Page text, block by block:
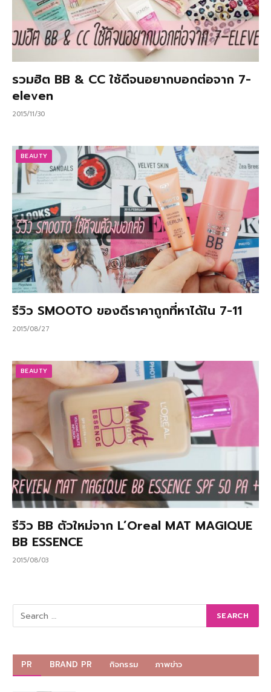
รวมฮิต BB & CC ใช้ดีจนอยากบอกต่อจาก 7-
eleven
2015/11/30
BEAUTY
รีวิว SMOOTO ของดีราคาถูกที่หาได้ใน 7-11
2015/08/27
BEAUTY
รีวิว BB ตัวใหม่จาก L’Oreal MAT MAGIQUE
BB ESSENCE
2015/08/03
PR BRAND PR กิจกรรม ภาพข่าว